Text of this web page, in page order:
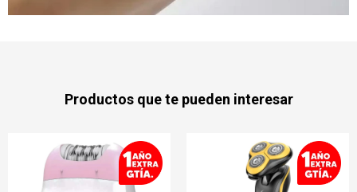
Productos que te pueden interesar